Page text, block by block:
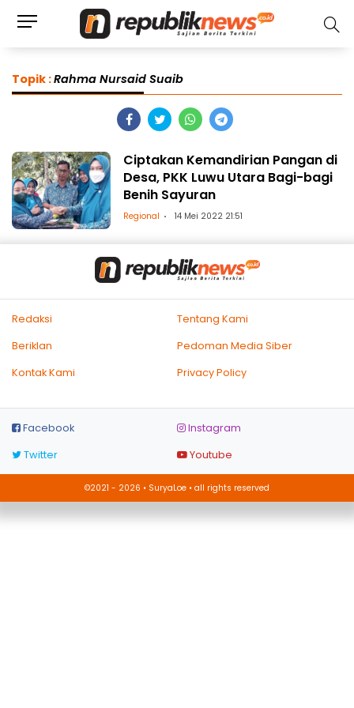
Topik :Rahma Nursaid Suaib
Ciptakan Kemandirian Pangan di
Desa, PKK Luwu Utara Bagi-bagi
Benih Sayuran
Regional 14 Mei 2022 21:51
Redaksi
Tentang Kami
Beriklan
Pedoman Media Siber
Kontak Kami
Privacy Policy
Facebook
Instagram
Twitter
Youtube
©2021 - 2026 • SuryaLoe • all rights reserved